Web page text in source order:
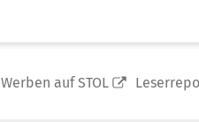
Werben auf STOL